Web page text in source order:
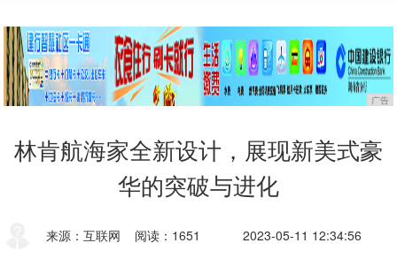
广告
林肯航海家全新设计，展现新美式豪
华的突破与进化
来源：互联网 阅读：1651 2023-05-11 12:34:56